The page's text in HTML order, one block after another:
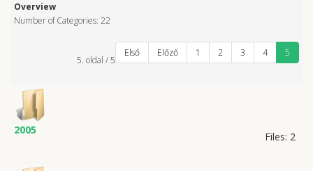
Overview
Number of Categories: 22
5. oldal / 5
Első Előző 1 2 3 4 5
2005
Files: 2